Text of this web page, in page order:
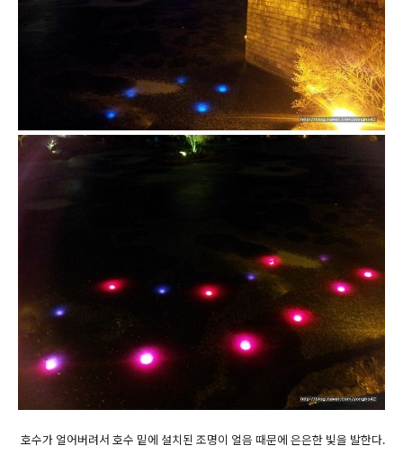
호수가 얼어버려서 호수 밑에 설치된 조명이 얼음 때문에 은은한 빛을 발한다.